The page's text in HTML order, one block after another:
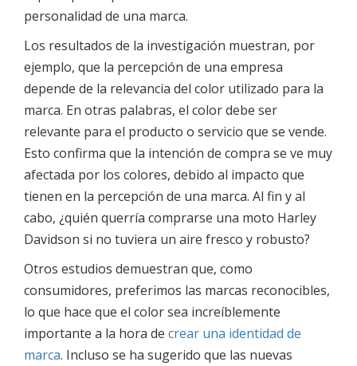
personalidad de una marca.
Los resultados de la investigación muestran, por
ejemplo, que la percepción de una empresa
depende de la relevancia del color utilizado para la
marca. En otras palabras, el color debe ser
relevante para el producto o servicio que se vende.
Esto confirma que la intención de compra se ve muy
afectada por los colores, debido al impacto que
tienen en la percepción de una marca. Al fin y al
cabo, ¿quién querría comprarse una moto Harley
Davidson si no tuviera un aire fresco y robusto?
Otros estudios demuestran que, como
consumidores, preferimos las marcas reconocibles,
lo que hace que el color sea increíblemente
importante a la hora de crear una identidad de
marca. Incluso se ha sugerido que las nuevas